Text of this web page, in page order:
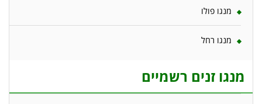
מנגו פולו
מנגו רחל
מנגו זנים רשמיים